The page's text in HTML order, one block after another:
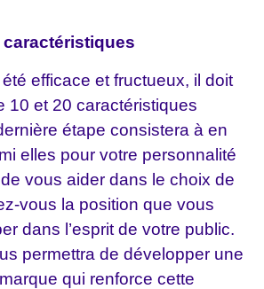
efficace et fructueux, il doit
10 et 20 caractéristiques
étape consistera à en
elles pour votre personnalité
vous aider dans le choix de
vous la position que vous
dans l’esprit de votre public.
permettra de développer une
qui renforce cette